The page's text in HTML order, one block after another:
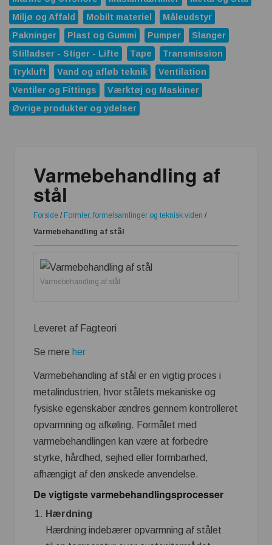
Miljø og Affald
Mobilt materiel
Måleudstyr
Pakninger
Plast og Gummi Pumper
Slanger
Stilladser - Stiger - Lifte
Tape
Transmission
Trykluft
Vand og afløb teknik
Ventilation
Ventiler og Fittings
Værktøj og Maskiner
Øvrige produkter og ydelser
Varmebehandling af
stål
Forside / Formler, formelsamlinger og teknisk viden /
Varmebehandling af stål
Varmebehandling af stål
Leveret af Fagteori
Se mere her
Varmebehandling af stål er en vigtig proces i
metalindustrien, hvor stålets mekaniske og
fysiske egenskaber ændres gennem kontrolleret
opvarmning og afkøling. Formålet med
varmebehandlingen kan være at forbedre
styrke, hårdhed, sejhed eller formbarhed,
afhængigt af den ønskede anvendelse.
De vigtigste varmebehandlingsprocesser
Hærdning
Hærdning indebærer opvarmning af stålet